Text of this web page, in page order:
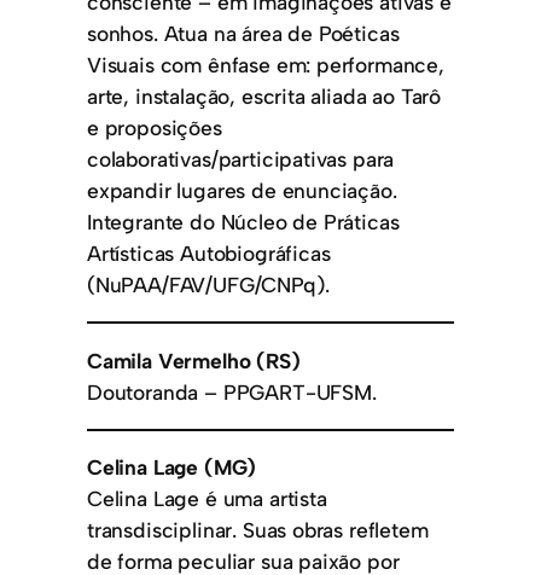
sonhos. Atua na área de Poéticas
Visuais com ênfase em: performance,
arte, instalação, escrita aliada ao Tarô
e proposições
colaborativas/participativas para
expandir lugares de enunciação.
Integrante do Núcleo de Práticas
Artísticas Autobiográficas
(NuPAA/FAV/UFG/CNPq).
Camila Vermelho (RS)
Doutoranda – PPGART-UFSM.
Celina Lage (MG)
Celina Lage é uma artista
transdisciplinar. Suas obras refletem
de forma peculiar sua paixão por